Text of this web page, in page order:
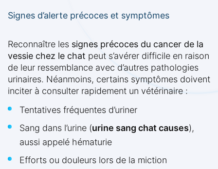
Signes d’alerte précoces et symptômes
Reconnaître les signes précoces du cancer de la
vessie chez le chat peut s’avérer difficile en raison
de leur ressemblance avec d’autres pathologies
urinaires. Néanmoins, certains symptômes doivent
inciter à consulter rapidement un vétérinaire :
Tentatives fréquentes d’uriner
Sang dans l’urine (urine sang chat causes),
aussi appelé hématurie
Efforts ou douleurs lors de la miction